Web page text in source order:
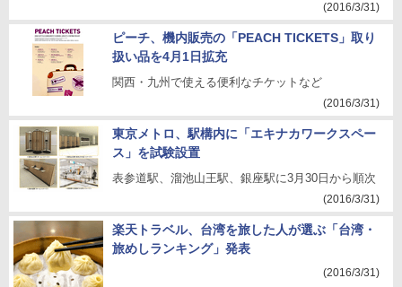
(2016/3/31)
ピーチ、機内販売の「PEACH TICKETS」取り
扱い品を4月1日拡充
関西・九州で使える便利なチケットなど
(2016/3/31)
東京メトロ、駅構内に「エキナカワークスペー
ス」を試験設置
表参道駅、溜池山王駅、銀座駅に3月30日から順次
(2016/3/31)
楽天トラベル、台湾を旅した人が選ぶ「台湾・
旅めしランキング」発表
(2016/3/31)